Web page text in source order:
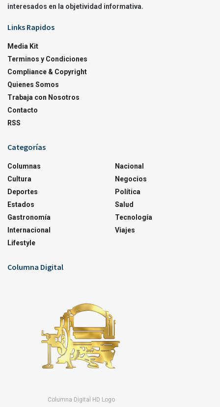
interesados en la objetividad informativa.
Links Rapidos
Media Kit
Terminos y Condiciones
Compliance & Copyright
Quienes Somos
Trabaja con Nosotros
Contacto
RSS
Categorías
Columnas
Cultura
Deportes
Estados
Gastronomía
Internacional
Lifestyle
Nacional
Negocios
Política
Salud
Tecnología
Viajes
Columna Digital
Columna Digital HD Logo